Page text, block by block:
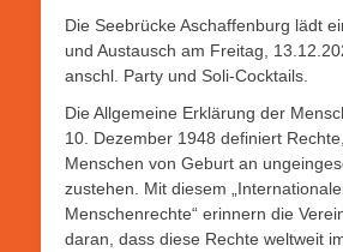
Die Seebrücke Aschaffenburg lädt
und Austausch am Freitag,
anschl. Party und Soli-Cocktails.
Die Allgemeine Erklärung der
10. Dezember 1948 definiert
Menschen von Geburt an
zustehen. Mit diesem
Menschenrechte“ erinnern die
daran, dass diese Rechte weltweit